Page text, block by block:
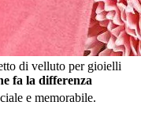
di velluto per gioielli
fa la differenza
e memorabile.